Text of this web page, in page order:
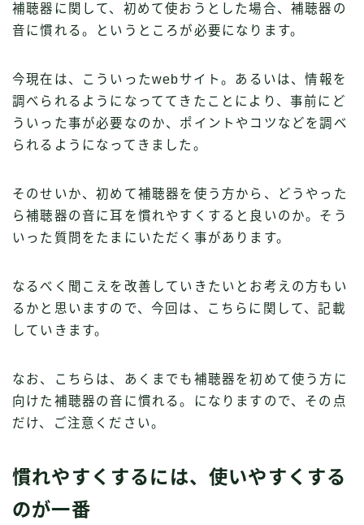
補聴器に関して、初めて使おうとした場合、補聴器の
音に慣れる。というところが必要になります。
今現在は、こういったwebサイト。あるいは、情報を
調べられるようになっててきたことにより、事前にど
ういった事が必要なのか、ポイントやコツなどを調べ
られるようになってきました。
そのせいか、初めて補聴器を使う方から、どうやった
ら補聴器の音に耳を慣れやすくすると良いのか。そう
いった質問をたまにいただく事があります。
なるべく聞こえを改善していきたいとお考えの方もい
るかと思いますので、今回は、こちらに関して、記載
していきます。
なお、こちらは、あくまでも補聴器を初めて使う方に
向けた補聴器の音に慣れる。になりますので、その点
だけ、ご注意ください。
慣れやすくするには、使いやすくする
のが一番